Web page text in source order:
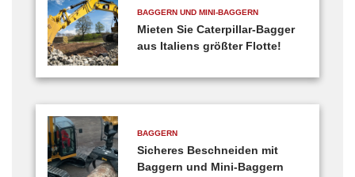
BAGGERN UND MINI-BAGGERN
Mieten Sie Caterpillar-Bagger
aus Italiens größter Flotte!
BAGGERN
Sicheres Beschneiden mit
Baggern und Mini-Baggern